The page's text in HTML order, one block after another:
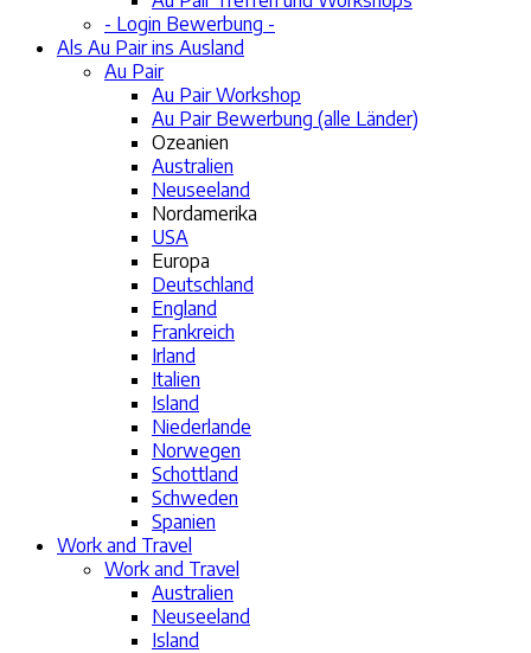
- Login Bewerbung -
Als Au Pair ins Ausland
Au Pair
Au Pair Workshop
Au Pair Bewerbung (alle Länder)
Ozeanien
Australien
Neuseeland
Nordamerika
USA
Europa
Deutschland
England
Frankreich
Irland
Italien
Island
Niederlande
Norwegen
Schottland
Schweden
Spanien
Work and Travel
Work and Travel
Australien
Neuseeland
Island